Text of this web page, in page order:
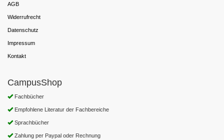
AGB
Widerrufrecht
Datenschutz
Impressum
Kontakt
CampusShop
Fachbücher
Empfohlene Literatur der Fachbereiche
Sprachbücher
Zahlung per Paypal oder Rechnung